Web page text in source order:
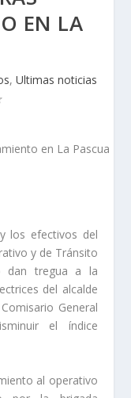
EN LA
, Ultimas noticias
los efectivos del
y de Tránsito
dan tregua a la
del alcalde
General
el índice
al operativo